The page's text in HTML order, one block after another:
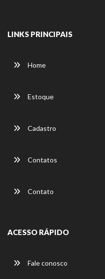
LINKS PRINCIPAIS
Home
Estoque
Cadastro
Contatos
Contato
ACESSO RÁPIDO
Fale conosco